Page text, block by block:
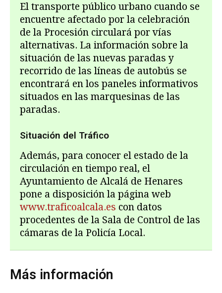
El transporte público urbano cuando se
encuentre afectado por la celebración
de la Procesión circulará por vías
alternativas. La información sobre la
situación de las nuevas paradas y
recorrido de las líneas de autobús se
encontrará en los paneles informativos
situados en las marquesinas de las
paradas.
Situación del Tráfico
Además, para conocer el estado de la
circulación en tiempo real, el
Ayuntamiento de Alcalá de Henares
pone a disposición la página web
www.traficoalcala.es con datos
procedentes de la Sala de Control de las
cámaras de la Policía Local.
Más información